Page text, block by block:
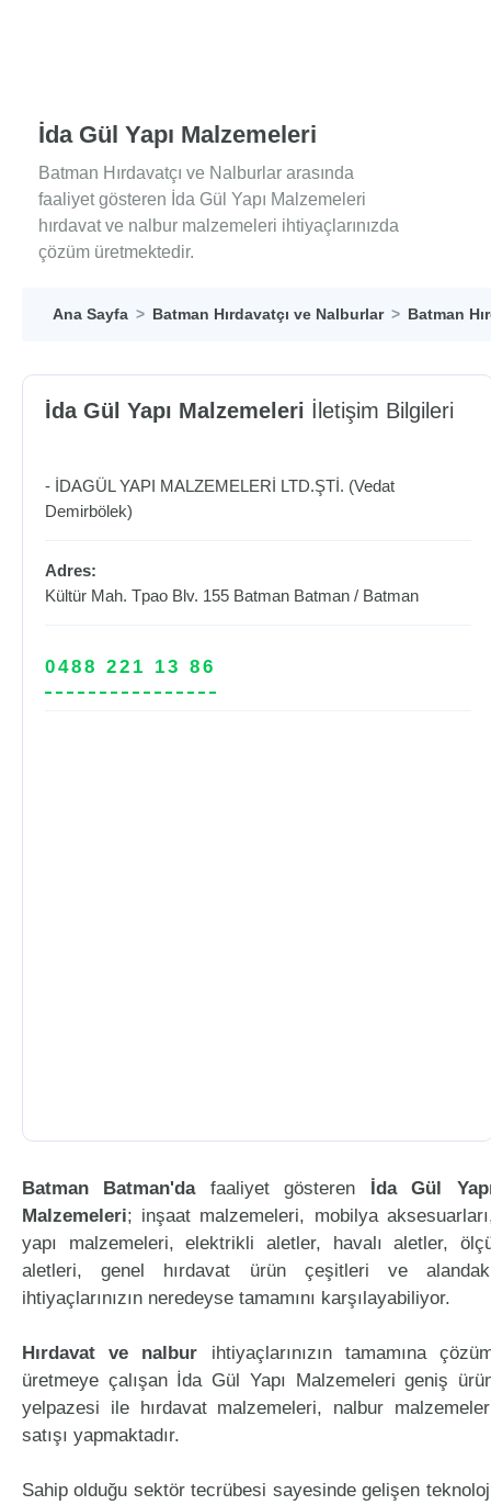
İda Gül Yapı Malzemeleri
Batman Hırdavatçı ve Nalburlar arasında
faaliyet gösteren İda Gül Yapı Malzemeleri
hırdavat ve nalbur malzemeleri ihtiyaçlarınızda
çözüm üretmektedir.
Ana Sayfa Batman Hırdavatçı ve Nalburlar Batman
İda Gül Yapı Malzemeleri İletişim Bilgileri
- İDAGÜL YAPI MALZEMELERİ LTD.ŞTİ. (Vedat
Demirbölek)
Adres:
Kültür Mah. Tpao Blv. 155 Batman Batman / Batman
0488 221 13 86
Batman Batman'dafaaliyet gösteren İda Gül
Malzemeleri; inşaat malzemeleri, mobilya
yapı malzemeleri, elektrikli aletler, havalı aletler,
aletleri, genel hırdavat ürün çeşitleri ve
ihtiyaçlarınızın neredeyse tamamını karşılayabiliyor.
Hırdavat ve nalbur ihtiyaçlarınızın tamamına
üretmeye çalışan İda Gül Yapı Malzemeleri geniş
yelpazesi ile hırdavat malzemeleri, nalbur
satışı yapmaktadır.
Sahip olduğu sektör tecrübesi sayesinde gelişen